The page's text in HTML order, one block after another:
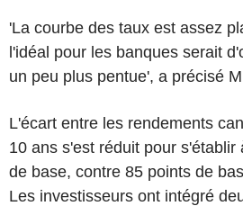
'La courbe des taux est assez
l'idéal pour les banques serait
un peu plus pentue', a précisé
L'écart entre les rendements
10 ans s'est réduit pour s'établir
de base, contre 85 points de
Les investisseurs ont intégré